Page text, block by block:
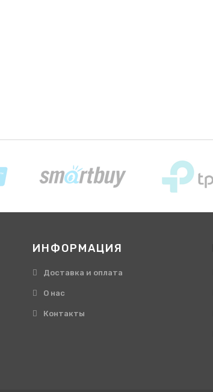
ИНФОРМАЦИЯ
Доставка и оплата
О нас
Контакты